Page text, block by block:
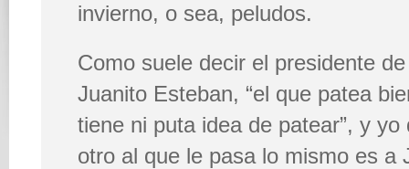
invierno, o sea, peludos.
Como suele decir el presidente
Juanito Esteban, “el que patea
tiene ni puta idea de patear”, y
otro al que le pasa lo mismo es a